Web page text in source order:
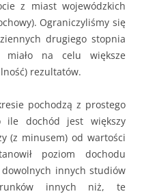
z miast wojewódzkich
Ograniczyliśmy się
drugiego stopnia
na celu większe
rezultatów.
pochodzą z prostego
dochód jest większy
(z minusem) od wartości
poziom dochodu
innych studiów
innych niż, te